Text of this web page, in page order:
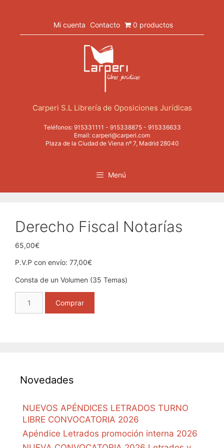
Mi cuenta Contacto 0 productos
Carperi S.L Librería de Oposiciones Jurídicas
Teléfonos: 915331111 - 915338875- 915336633
Email: carperi@carperi.com
Plaza de la Ciudad de Viena nº 7, Madrid 28040
Menú
Derecho Fiscal Notarías
65,00€
P.V.P con envío: 77,00€
Consta de un Volumen (35 Temas)
Fiscal
Notarías
Comprar
Novedades
NUEVOS APÉNDICES LETRADOS TURNO
LIBRE CONVOCATORIA 2026
Apéndice Letrados promoción interna 2026